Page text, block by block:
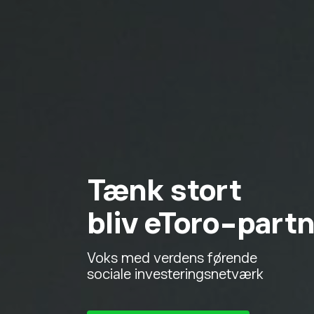
Tænk stort
bliv eToro-
Voks med verdens førende
sociale investeringsnetværk